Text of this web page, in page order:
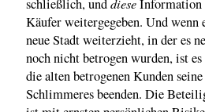
schließlich, und
Information
Käufer weitergegeben. Und
neue Stadt weiterzieht, in der es
noch nicht betrogen wurden, ist
die alten betrogenen Kunden
Schlimmeres beenden. Die